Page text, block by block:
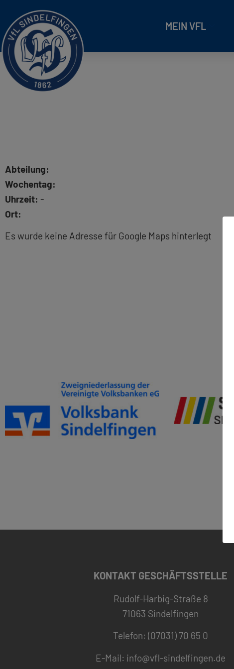
MEIN VFL
Abteilung:
Wochentag:
Uhrzeit: -
Ort:
Es wurde keine Adresse für Google Maps hinterlegt
KONTAKT GESCHÄFTSSTELLE
Rudolf-Harbig-Straße 8
71063 Sindelfingen
Telefon: (07031) 70 65 0
E-Mail: info@vfl-sindelfingen.de